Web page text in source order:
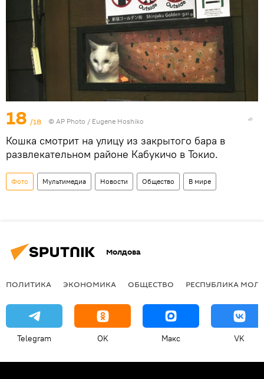
18 /18 © AP Photo / Eugene Hoshiko
Кошка смотрит на улицу из закрытого бара в
развлекательном районе Кабукичо в Токио.
Фото Мультимедиа Новости Общество В мире
Молдова
ПОЛИТИКА ЭКОНОМИКА ОБЩЕСТВО РЕСПУБЛИКА
Telegram OK Макс VK